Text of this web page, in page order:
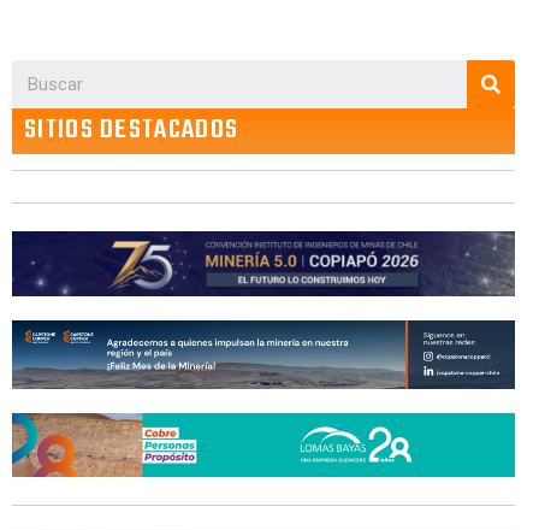
SITIOS DESTACADOS